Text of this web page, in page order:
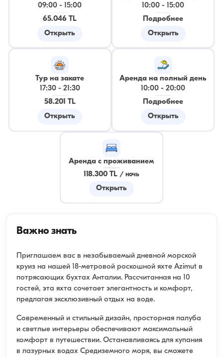
09:00 -
15:00
65.046 TL
Открыть
10:00 -
15:00
Подробнее
Открыть
Тур на закате
17:30- 21:30
58.201 TL
Открыть
Аренда на полный день
10:00 -20:00
Подробнее
Открыть
Аренда с проживанием
118.300 TL / ночь
Открыть
Важно знать
Приглашаем вас в незабываемый дневной морской
круиз на нашей 18-метровой роскошной яхте Azimut в
потрясающих бухтах Анталии. Рассчитанная на 10
гостей, эта яхта сочетает элегантность и комфорт,
предлагая эксклюзивный отдых на воде.
Современный и стильный дизайн, просторная палуба
и светлые интерьеры обеспечивают максимальный
комфорт в путешествии. Останавливаясь для купания
в лазурных водах Средиземного моря, вы сможете